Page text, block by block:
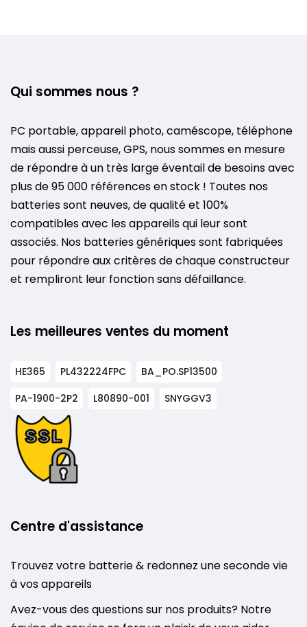
Qui sommes nous ?
PC portable, appareil photo, caméscope, téléphone
mais aussi perceuse, GPS, nous sommes en mesure
de répondre à un très large éventail de besoins avec
plus de 95 000 références en stock ! Toutes nos
batteries sont neuves, de qualité et 100%
compatibles avec les appareils qui leur sont
associés. Nos batteries génériques sont fabriquées
pour répondre aux critères de chaque constructeur
et rempliront leur fonction sans défaillance.
Les meilleures ventes du moment
HE365 PL432224FPC
BA_PO.SP13500
PA-1900-2P2
L80890-001 SNYGGV3
Centre d'assistance
Trouvez votre batterie & redonnez une seconde vie
à vos appareils
Avez-vous des questions sur nos produits? Notre